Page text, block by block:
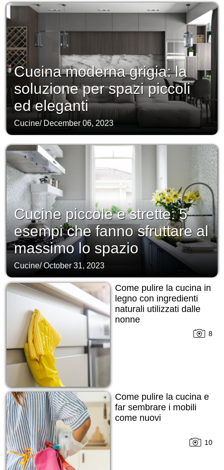
Cucina moderna grigia: la
soluzione per spazi piccoli
ed eleganti
Cucine/ December 06, 2023
Cucine piccole e strette: 5
esempi che fanno sfruttare al
massimo lo spazio
Cucine/October 31, 2023
Come pulire la cucina in
legno con ingredienti
naturali utilizzati dalle
nonne
8
Come pulire la cucina e
far sembrare i mobili
come nuovi
10